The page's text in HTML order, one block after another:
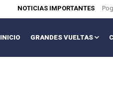
NOTICIAS IMPORTANTES
INICIO GRANDES VUELTAS